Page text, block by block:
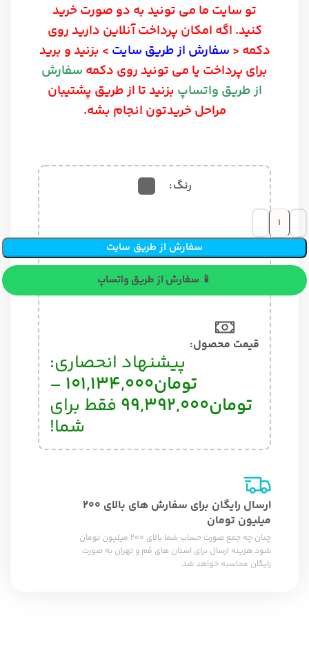
تو سایت ما می تونید به دو صورت خرید
کنید. اگه امکان پرداخت آنلاین دارید روی
دکمه < سفارش از طریق سایت > بزنید و برید
برای پرداخت یا می تونید روی دکمه سفارش
از طریق واتساپ بزنید تا از طریق پشتیبان
مراحل خریدتون انجام بشه.
رنگ
سفارش از طریق سایت
📱 سفارش از طریق واتساپ
قیمت محصول:​
پیشنهاد انحصاری:
تومان101,134,000
–
تومان99,392,000 فقط برای
شما!
ارسال رایگان برای سفارش های بالای 200
میلیون تومان
چنان چه جمع صورت حساب شما بالای 200 میلیون تومان
شود هزینه ارسال برای استان های قم و تهران به صورت
رایگان محاسبه خواهد شد.